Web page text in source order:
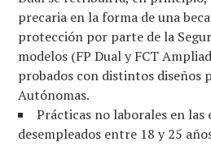
precaria en la forma de una
protección por parte de la
modelos (FP Dual y FCT
probados con distintos diseños
Autónomas.
Prácticas no laborales en las
desempleados entre 18 y 25